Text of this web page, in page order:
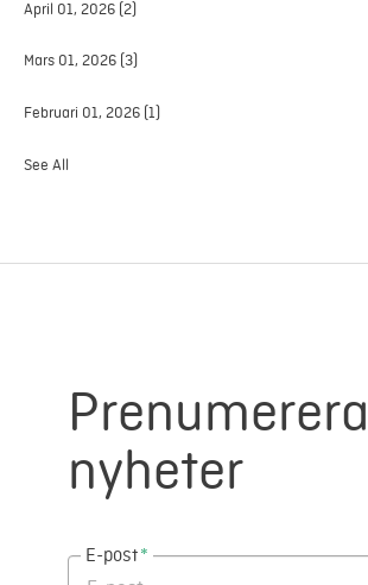
April 01, 2026 (2)
Mars 01, 2026 (3)
Februari 01, 2026 (1)
See All
nyheter
E-post*